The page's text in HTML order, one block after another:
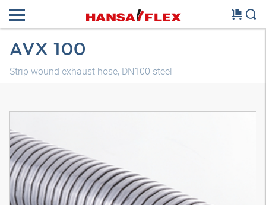
AVX 100
Strip wound exhaust hose, DN100 steel